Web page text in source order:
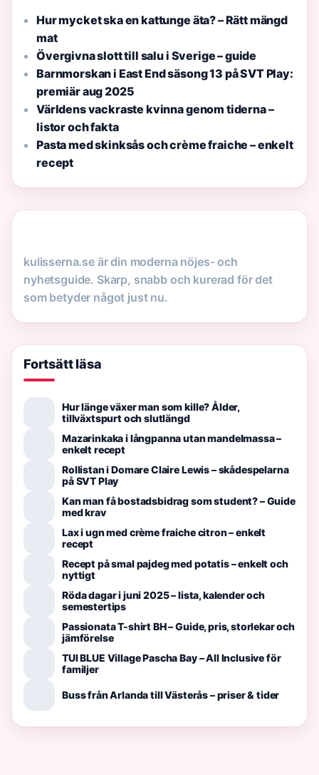
Hur mycket ska en kattunge äta? – Rätt mängd
mat
Övergivna slott till salu i Sverige – guide
Barnmorskan i East End säsong 13 på SVT Play:
premiär aug 2025
Världens vackraste kvinna genom tiderna –
listor och fakta
Pasta med skinksås och crème fraiche – enkelt
recept
kulisserna.se är din moderna nöjes- och
nyhetsguide. Skarp, snabb och kurerad för det
som betyder något just nu.
Fortsätt läsa
Hur länge växer man som kille? Ålder,
tillväxtspurt och slutlängd
Mazarinkaka i långpanna utan mandelmassa –
enkelt recept
Rollistan i Domare Claire Lewis – skådespelarna
på SVT Play
Kan man få bostadsbidrag som student? – Guide
med krav
Lax i ugn med crème fraiche citron – enkelt
recept
Recept på smal pajdeg med potatis – enkelt och
nyttigt
Röda dagar i juni 2025 – lista, kalender och
semestertips
Passionata T-shirt BH – Guide, pris, storlekar och
jämförelse
TUI BLUE Village Pascha Bay – All Inclusive för
familjer
Buss från Arlanda till Västerås – priser & tider